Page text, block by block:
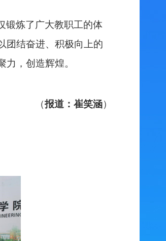
锻炼了广大教职工的体
团结奋进、积极向上的
，创造辉煌。
（报道：崔笑涵）